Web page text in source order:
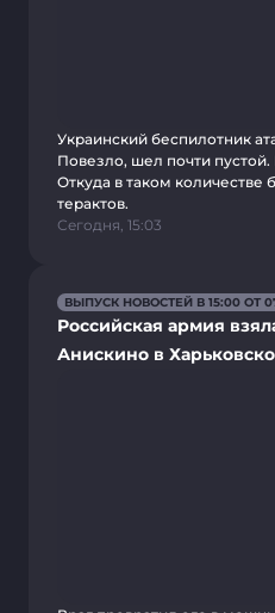
Украинский беспилотник
Повезло, шел почти
Откуда в таком количестве
терактов.
Сегодня, 15:03
ВЫПУСК НОВОСТЕЙ В 15:00 ОТ
Российская армия
Анискино в